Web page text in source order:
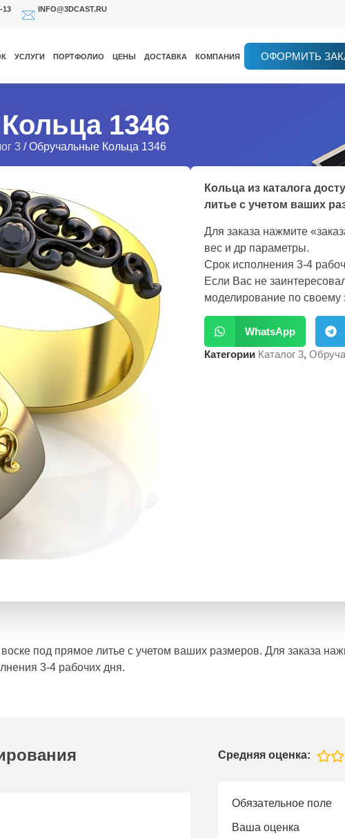
13 INFO@3DCAST.RU
УСЛУГИ ПОРТФОЛИО ЦЕНЫ ДОСТАВКА КОМПАНИЯ ОФОРМИТЬ
1346
3 / Обручальные Кольца 1346
Кольца из каталога
литье с учетом ваших
Для заказа нажмите
вес и др параметры.
Срок исполнения 3-4
Если Вас не
моделирование по своему
WhatsApp
Категории Каталог 3,
воске под прямое литье с учетом ваших размеров. Для заказа
3-4 рабочих дня.
Средняя оценка:
Обязательное поле
Ваша оценка